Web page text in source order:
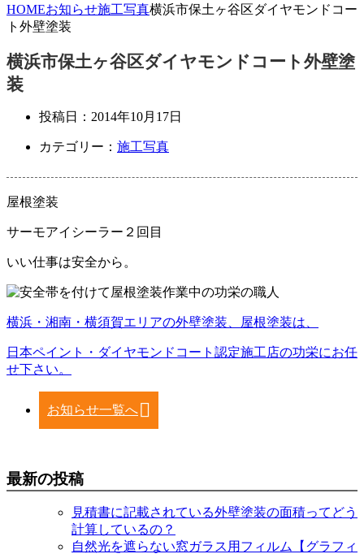
HOMEお知らせ施工写真横浜市保土ヶ谷区ダイヤモンドコー
ト外壁塗装
横浜市保土ヶ谷区ダイヤモンドコート外壁塗
装
投稿日： 2014年10月17日
カテゴリー： 施工写真
屋根塗装
サーモアイシーラー２回目
いい仕事は安全から。
横浜・湘南・横須賀エリアの外壁塗装、屋根塗装は、
日本ペイント・ダイヤモンドコート認定施工店の功栄にお任
せ下さい。
お知らせ一覧へ
最新の投稿
見積書に記載されている外壁塗装の面積ってどう
計算しているの？
自然光を遮らない窓ガラス用フィルム【グラフィ